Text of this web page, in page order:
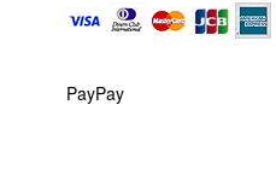
PayPay